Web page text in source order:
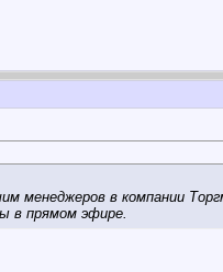
менеджеров в компании
в прямом эфире.